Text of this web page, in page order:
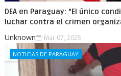
DEA en Paraguay: “El único
luchar contra el crimen
Unknown Mar 07, 2025
NOTICIAS DE PARAGUAY